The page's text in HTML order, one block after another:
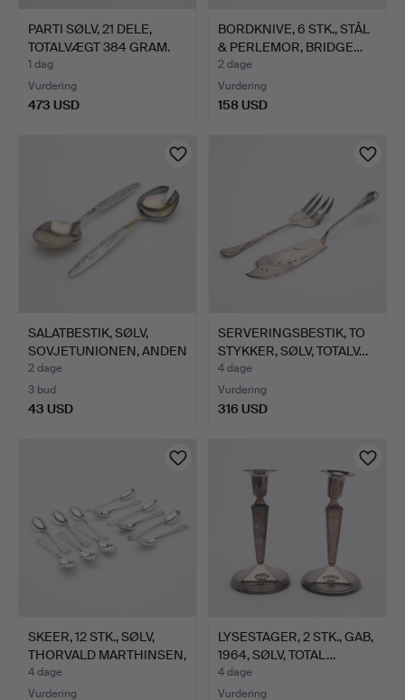
PARTI SØLV, 21 DELE,
TOTALVÆGT 384 GRAM.
1 dag
Vurdering
473 USD
BORDKNIVE, 6 STK., STÅL
& PERLEMOR, BRIDGE…
2 dage
Vurdering
158 USD
SALATBESTIK, SØLV,
SOVJETUNIONEN, ANDEN
HA…
2 dage
3 bud
43 USD
SERVERINGSBESTIK, TO
STYKKER, SØLV, TOTALV…
4 dage
Vurdering
316 USD
SKEER, 12 STK., SØLV,
THORVALD MARTHINSEN,
…
4 dage
Vurdering
LYSESTAGER, 2 STK., GAB,
1964, SØLV, TOTAL…
4 dage
Vurdering